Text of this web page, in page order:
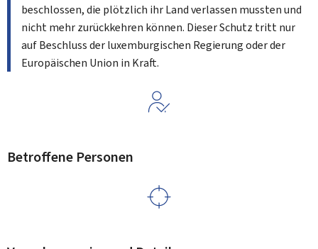
beschlossen, die plötzlich ihr Land verlassen mussten und
nicht mehr zurückkehren können. Dieser Schutz tritt nur
auf Beschluss der luxemburgischen Regierung oder der
Europäischen Union in Kraft.
Betroffene Personen